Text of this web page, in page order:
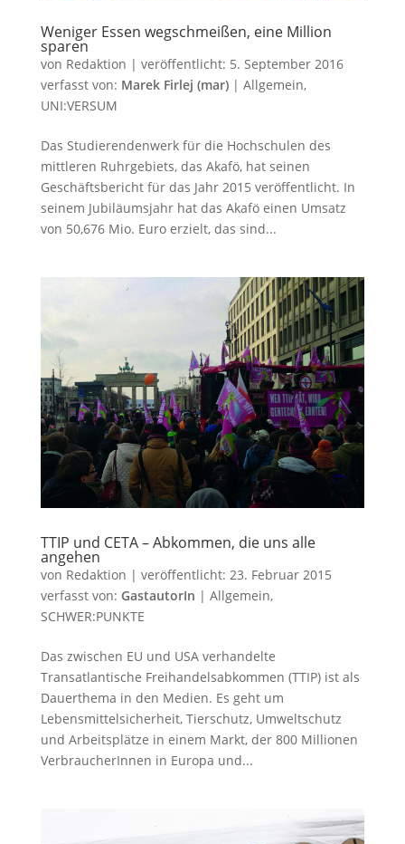
Weniger Essen wegschmeißen, eine Million
sparen
von Redaktion | veröffentlicht: 5. September 2016
verfasst von: Marek Firlej (mar)| Allgemein,
UNI:VERSUM
Das Studierendenwerk für die Hochschulen des
mittleren Ruhrgebiets, das Akafö, hat seinen
Geschäftsbericht für das Jahr 2015 veröffentlicht. In
seinem Jubiläumsjahr hat das Akafö einen Umsatz
von 50,676 Mio. Euro erzielt, das sind...
TTIP und CETA – Abkommen, die uns alle
angehen
von Redaktion | veröffentlicht: 23. Februar 2015
verfasst von: GastautorIn | Allgemein,
SCHWER:PUNKTE
Das zwischen EU und USA verhandelte
Transatlantische Freihandelsabkommen (TTIP) ist als
Dauerthema in den Medien. Es geht um
Lebensmittelsicherheit, Tierschutz, Umweltschutz
und Arbeitsplätze in einem Markt, der 800 Millionen
VerbraucherInnen in Europa und...